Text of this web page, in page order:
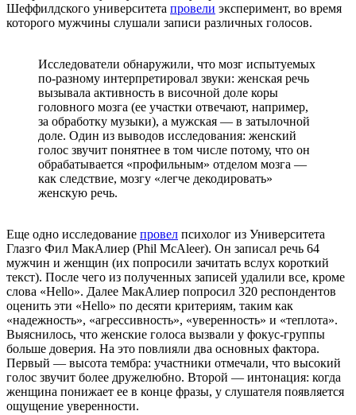
Шеффилдского университета провели эксперимент, во время
которого мужчины слушали записи различных голосов.
Исследователи обнаружили, что мозг испытуемых
по-разному интерпретировал звуки: женская речь
вызывала активность в височной доле коры
головного мозга (ее участки отвечают, например,
за обработку музыки), а мужская — в затылочной
доле. Один из выводов исследования: женский
голос звучит понятнее в том числе потому, что он
обрабатывается «профильным» отделом мозга —
как следствие, мозгу «легче декодировать»
женскую речь.
Еще одно исследование провел психолог из Университета
Глазго Фил МакАлиер (Phil McAleer). Он записал речь 64
мужчин и женщин (их попросили зачитать вслух короткий
текст). После чего из полученных записей удалили все, кроме
слова «Hello». Далее МакАлиер попросил 320 респондентов
оценить эти «Hello» по десяти критериям, таким как
«надежность», «агрессивность», «уверенность» и «теплота».
Выяснилось, что женские голоса вызвали у фокус-группы
больше доверия. На это повлияли два основных фактора.
Первый — высота тембра: участники отмечали, что высокий
голос звучит более дружелюбно. Второй — интонация: когда
женщина понижает ее в конце фразы, у слушателя появляется
ощущение уверенности.